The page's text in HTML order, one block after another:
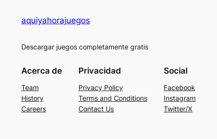
aquiyahorajuegos
Descargar juegos completamente gratis
Acerca de
Team
History
Careers
Privacidad
Privacy Policy
Terms and Conditions
Contact Us
Social
Facebook
Instagram
Twitter/X